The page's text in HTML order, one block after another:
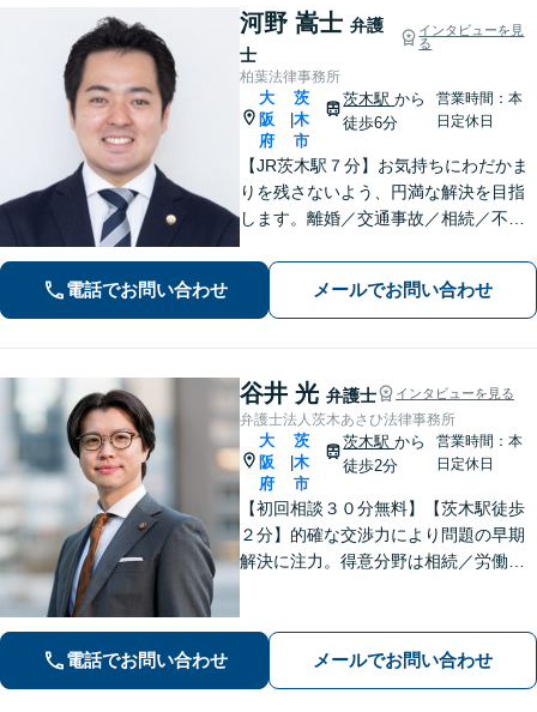
河野 嵩士 弁護
士
インタビューを見
る
柏葉法律事務所
大
阪
府
茨
木
市
茨木駅から
徒歩6分
営業時間：本
日定休日
【JR茨木駅７分】お気持ちにわだかま
りを残さないよう、円満な解決を目指
します。離婚／交通事故／相続／不動
などの刑事事件にも幅広く対応。紛争
化してしてしまった問題も、より良い
着地点を探り、交渉を重ねます【初回
相談無料】
電話でお問い合わせ メールでお問い合わせ
谷井 光 弁護士 インタビューを見る
弁護士法人茨木あさひ法律事務所
大
阪
府
茨
木
市
茨木駅から
徒歩2分
営業時間：本
日定休日
【初回相談３０分無料】【茨木駅徒歩
２分】的確な交渉力により問題の早期
解決に注力。得意分野は相続／労働／
度の高い解決を目指します。まずはお
気軽にお電話下さい。
電話でお問い合わせ メールでお問い合わせ